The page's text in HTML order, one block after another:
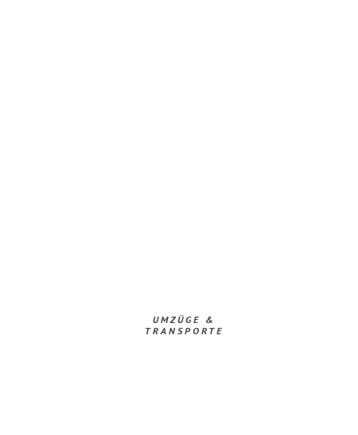
UMZÜGE &
TRANSPORTE